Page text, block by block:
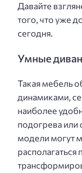
Давайте
того, что уже
сегодня.
Умные
Такая мебель
динамиками,
наиболее
подогрева
модели могут